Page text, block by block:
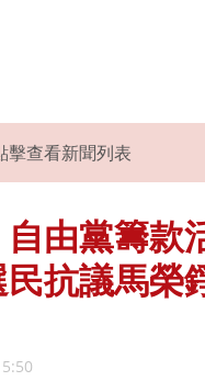
擊查看新聞列表
自由黨籌款
抗議馬榮